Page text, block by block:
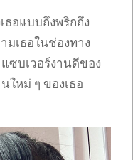
ธอแบบถึงพริกถึง
มเธอในช่องทาง
ซบเวอร์งานดีของ
ใหม่ ๆ ของเธอ